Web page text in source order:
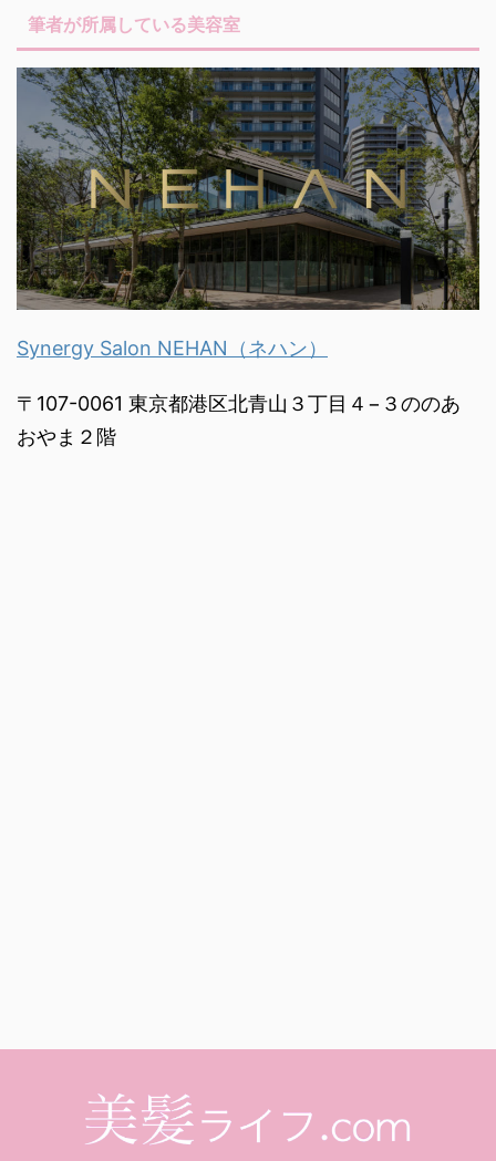
筆者が所属している美容室
Synergy Salon NEHAN（ネハン）
〒107-0061 東京都港区北青山３丁目４−３ののあ
おやま２階